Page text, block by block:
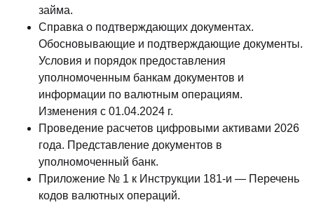
займа.
Справка о подтверждающих документах.
Обосновывающие и подтверждающие документы.
Условия и порядок предоставления
уполномоченным банкам документов и
информации по валютным операциям.
Изменения с 01.04.2024 г.
Проведение расчетов цифровыми активами 2026
года. Представление документов в
уполномоченный банк.
Приложение № 1 к Инструкции 181-и — Перечень
кодов валютных операций.